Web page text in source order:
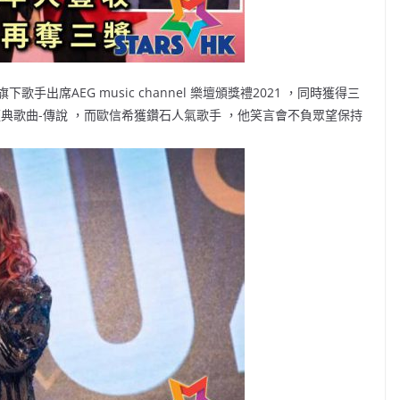
下歌手出席AEG music channel 樂壇頒獎禮2021 ，同時獲得三
歌曲-傳說 ，而歐信希獲鑽石人氣歌手 ，他笑言會不負眾望保持